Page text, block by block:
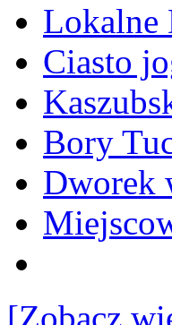
Lokalne
Ciasto
Bory
Dworek
[Zobacz